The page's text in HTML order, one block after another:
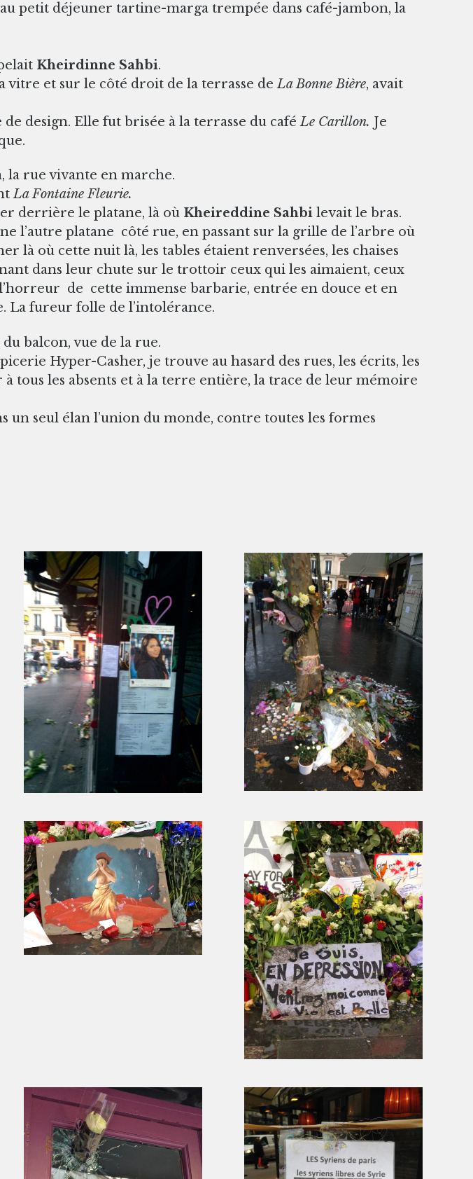
petit déjeuner tartine-marga trempée dans café-jambon, la
Kheirdinne Sahbi.
vitre et sur le côté droit de la terrasse deLa Bonne Bière, avait
design. Elle fut brisée à la terrasse du caféLe Carillon. Je
la rue vivante en marche.
La Fontaine Fleurie.
derrière le platane, là où Kheireddine Sahbi levait le bras.
l’autre platane côté rue, en passant sur la grille de l’arbre où
là où cette nuit là, les tables étaient renversées, les chaises
dans leur chute sur le trottoir ceux qui les aimaient, ceux
de cette immense barbarie, entrée en douce et en
La fureur folle de l’intolérance.
balcon, vue de la rue.
Hyper-Casher, je trouve au hasard des rues, les écrits, les
tous les absents et à la terre entière, la trace de leur mémoire
un seul élan l’union du monde, contre toutes les formes